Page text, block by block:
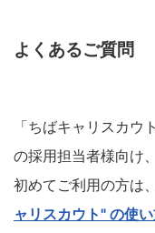
よくあるご質問
「ちばキャリスカ
の採用担当者様向け
初めてご利用の方は
ャリスカウト" の使い